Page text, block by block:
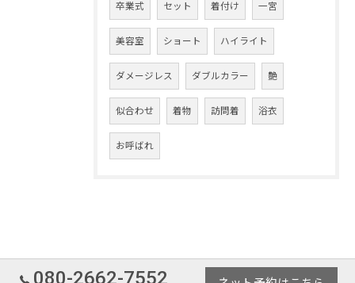
卒業式 セット 着付け 一宮
美容室 ショート ハイライト
ダメージレス ダブルカラー 艶
似合わせ 着物 訪問着 浴衣
お呼ばれ
080-2662-7552